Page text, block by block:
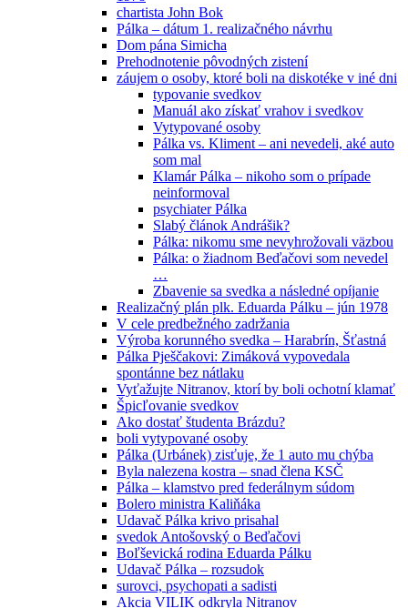
chartista John Bok
Pálka – dátum 1. realizačného návrhu
Dom pána Simicha
Prehodnotenie pôvodných zistení
záujem o osoby, ktoré boli na diskotéke v iné dni
typovanie svedkov
Manuál ako získať vrahov i svedkov
Vytypované osoby
Pálka vs. Kliment – ani nevedeli, aké auto
som mal
Klamár Pálka – nikoho som o prípade
neinformoval
psychiater Pálka
Slabý článok Andrášik?
Pálka: nikomu sme nevyhrožovali väzbou
Pálka: o žiadnom Beďačovi som nevedel
…
Zbavenie sa svedka a následné opíjanie
Realizačný plán plk. Eduarda Pálku – jún 1978
V cele predbežného zadržania
Výroba korunného svedka – Harabrín, Šťastná
Pálka Pješčakovi: Zimáková vypovedala
spontánne bez nátlaku
Vyťažujte Nitranov, ktorí by boli ochotní klamať
Špicľovanie svedkov
Ako dostať študenta Brázdu?
boli vytypované osoby
Pálka (Urbánek) zisťuje, že 1 auto mu chýba
Byla nalezena kostra – snad člena KSČ
Pálka – klamstvo pred federálnym súdom
Bolero ministra Kaliňáka
Udavač Pálka krivo prisahal
svedok Antošovský o Beďačovi
Boľševická rodina Eduarda Pálku
Udavač Pálka – rozsudok
surovci, psychopati a sadisti
Akcia VILIK odkryla Nitranov